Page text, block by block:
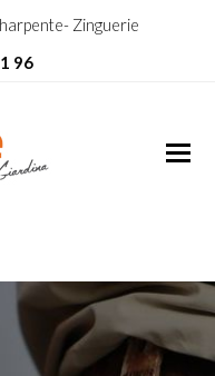
Zinguerie
96